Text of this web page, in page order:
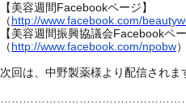
【美容週間 Facebookページ】
（ http://www.facebook.com/
【美容週間振興協議会Facebookペー
（ http://www.facebook.com/npobw）
次回は、中野製薬様より配信されま